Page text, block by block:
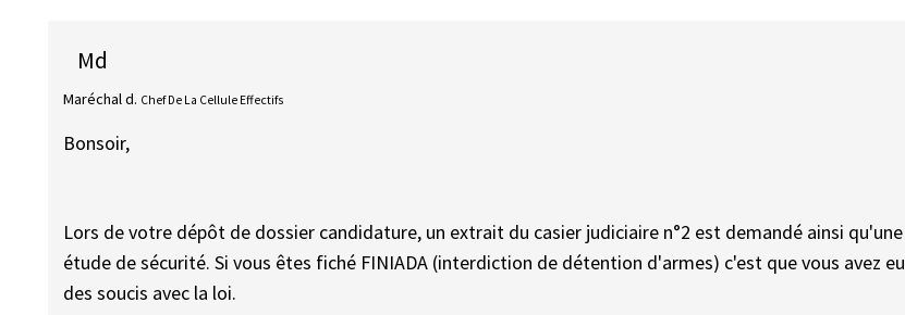
Md
Maréchal d. Chef De La Cellule Effectifs
Bonsoir,
Lors de votre dépôt de dossier candidature, un extrait du casier judiciaire n°2 est demandé ainsi qu'une
étude de sécurité. Si vous êtes fiché FINIADA (interdiction de détention d'armes) c'est que vous avez eu
des soucis avec la loi.